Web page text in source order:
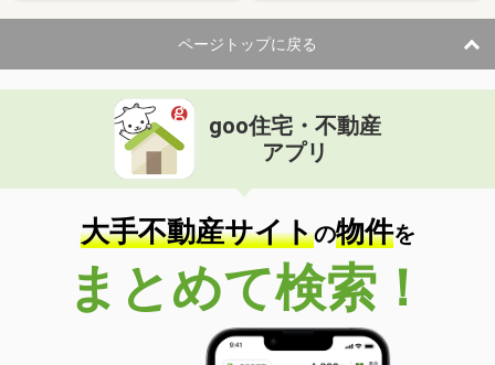
ページトップに戻る
goo住宅・不動産
アプリ
大手不動産サイトの物件を
まとめて検索！